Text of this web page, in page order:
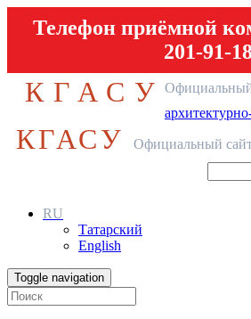
Телефон приёмной
201-91-
КГАСУ
КГАСУ Официальный
RU
Татарский
English
Toggle navigation